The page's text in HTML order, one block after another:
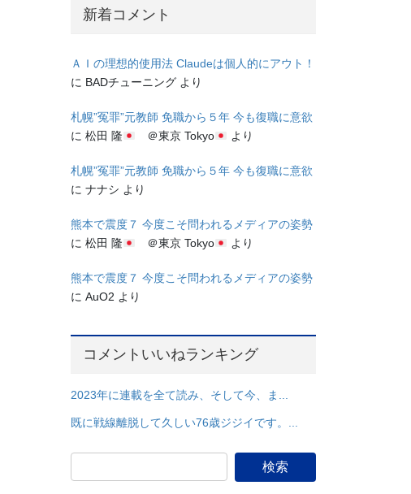
新着コメント
ＡＩの理想的使用法 Claudeは個人的にアウト！
に BADチューニング より
札幌”冤罪”元教師 免職から５年 今も復職に意欲
に松田 隆 ＠東京 Tokyo より
札幌”冤罪”元教師 免職から５年 今も復職に意欲
にナナシ より
熊本で震度７ 今度こそ問われるメディアの姿勢
に松田 隆 ＠東京 Tokyo より
熊本で震度７ 今度こそ問われるメディアの姿勢
にAuO2 より
コメントいいねランキング
2023年に連載を全て読み、そして今、ま...
既に戦線離脱して久しい76歳ジジイです。...